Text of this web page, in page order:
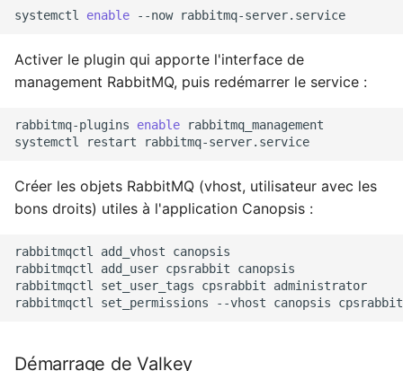
systemctl enable --now
Activer le plugin qui apporte l'interface de
management RabbitMQ, puis redémarrer le service :
rabbitmq-plugins enable
rabbitmq_management
systemctl
restart
Créer les objets RabbitMQ (vhost, utilisateur avec les
bons droits) utiles à l'application Canopsis :
rabbitmqctl add_vhost
canopsis
rabbitmqctl
add_user cpsrabbit
canopsis
rabbitmqctl
set_user_tags cpsrabbit
administrator
rabbitmqctl
set_permissions --vhost canopsis cpsrabbit
Démarrage de Valkey